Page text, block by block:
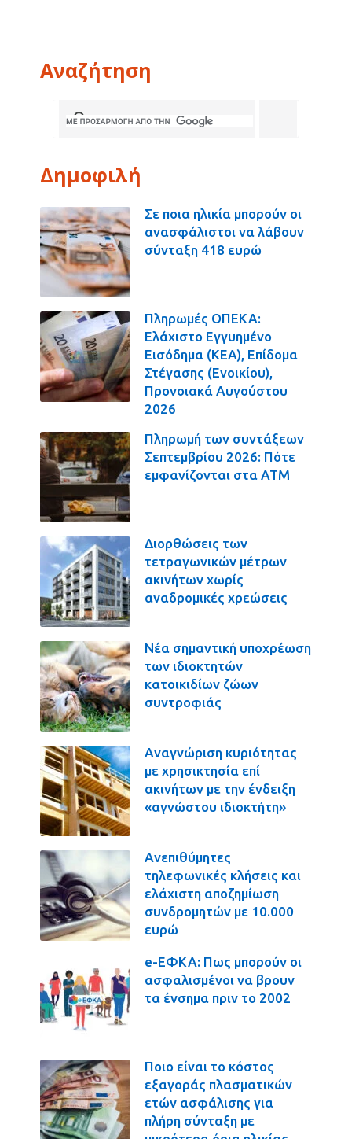
Αναζήτηση
Δημοφιλή
Σε ποια ηλικία μπορούν οι
ανασφάλιστοι να λάβουν
σύνταξη 418 ευρώ
Πληρωμές ΟΠΕΚΑ:
Ελάχιστο Εγγυημένο
Εισόδημα (ΚΕΑ), Επίδομα
Στέγασης (Ενοικίου),
Προνοιακά Αυγούστου
2026
Πληρωμή των συντάξεων
Σεπτεμβρίου 2026: Πότε
εμφανίζονται στα ΑΤΜ
Διορθώσεις των
τετραγωνικών μέτρων
ακινήτων χωρίς
αναδρομικές χρεώσεις
Νέα σημαντική υποχρέωση
των ιδιοκτητών
κατοικιδίων ζώων
συντροφιάς
Αναγνώριση κυριότητας
με χρησικτησία επί
ακινήτων με την ένδειξη
«αγνώστου ιδιοκτήτη»
Ανεπιθύμητες
τηλεφωνικές κλήσεις και
ελάχιστη αποζημίωση
συνδρομητών με 10.000
ευρώ
e-ΕΦΚΑ: Πως μπορούν οι
ασφαλισμένοι να βρουν
τα ένσημα πριν το 2002
Ποιο είναι το κόστος
εξαγοράς πλασματικών
ετών ασφάλισης για
πλήρη σύνταξη με